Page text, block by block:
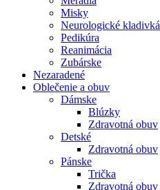
Misky
Neurologické kladivká
Pedikúra
Reanimácia
Zubárske
Nezaradené
Oblečenie a obuv
Dámske
Blúzky
Zdravotná obuv
Detské
Zdravotná obuv
Pánske
Trička
Zdravotná obuv